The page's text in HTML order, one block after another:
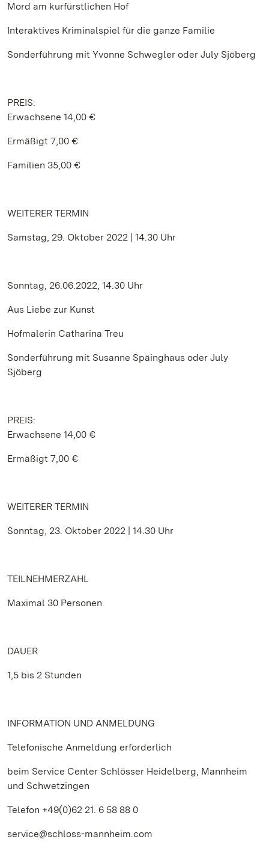
Mord am kurfürstlichen Hof
Interaktives Kriminalspiel für die ganze Familie
Sonderführung mit Yvonne Schwegler oder July Sjöberg
PREIS:
Erwachsene 14,00 €
Ermäßigt 7,00 €
Familien 35,00 €
WEITERER TERMIN
Samstag, 29. Oktober 2022 | 14.30 Uhr
Sonntag, 26.06.2022, 14.30 Uhr
Aus Liebe zur Kunst
Hofmalerin Catharina Treu
Sonderführung mit Susanne Späinghaus oder July
Sjöberg
PREIS:
Erwachsene 14,00 €
Ermäßigt 7,00 €
WEITERER TERMIN
Sonntag, 23. Oktober 2022 | 14.30 Uhr
TEILNEHMERZAHL
Maximal 30 Personen
DAUER
1,5 bis 2 Stunden
INFORMATION UND ANMELDUNG
Telefonische Anmeldung erforderlich
beim Service Center Schlösser Heidelberg, Mannheim
und Schwetzingen
Telefon +49(0)62 21. 6 58 88 0
service@schloss-mannheim.com